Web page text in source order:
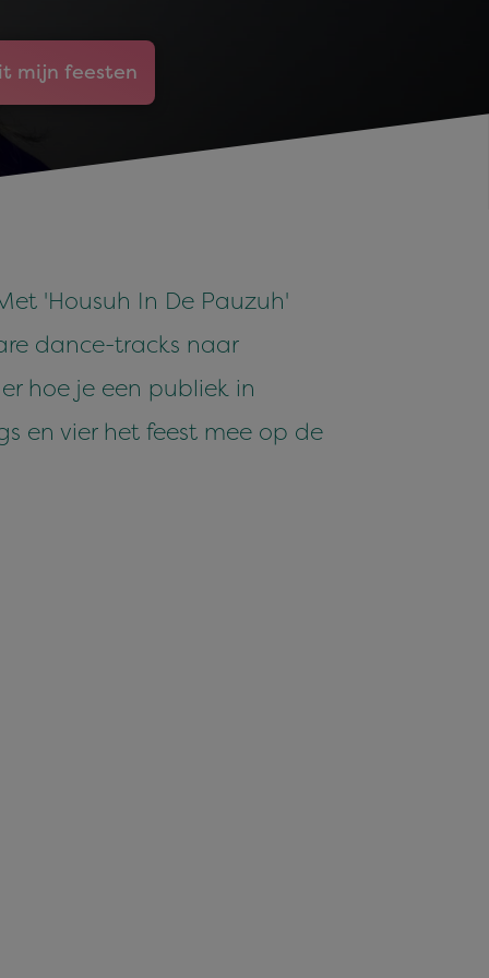
mijn feesten
'Housuh In De Pauzuh'
dance-tracks naar
hoe je een publiek in
en vier het feest mee op de